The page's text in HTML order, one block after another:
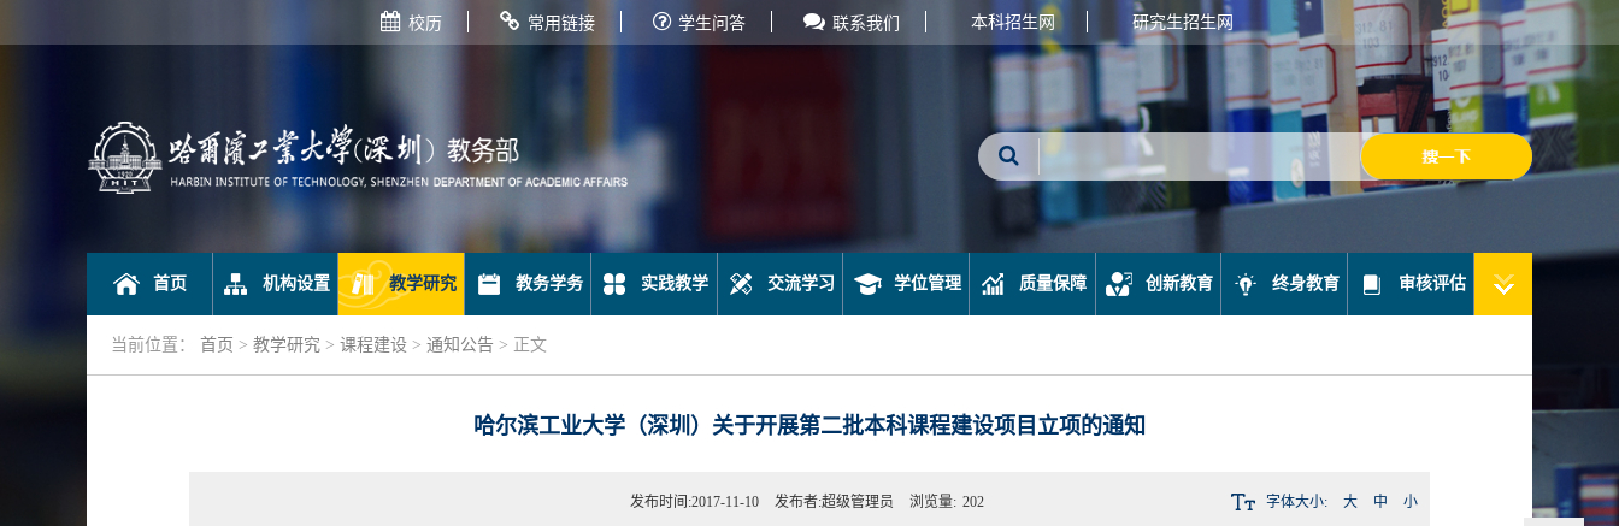
校历 常用链接 学生问答 联系我们 本科招生网 研究生招生网
首页 机构设置 教学研究 教务学务 实践教学 交流学习 学位管理 质量保障 创新教育 终身教育 审核评估
当前位置： 首页 > 教学研究 > 课程建设 > 通知公告 > 正文
哈尔滨工业大学（深圳）关于开展第二批本科课程建设项目立项的通知
发布时间:2017-11-10 发布者:超级管理员 浏览量: 202 字体大小: 大 中 小